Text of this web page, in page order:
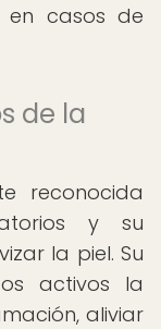
en casos de
de la
reconocida
y su
la piel. Su
activos la
aliviar